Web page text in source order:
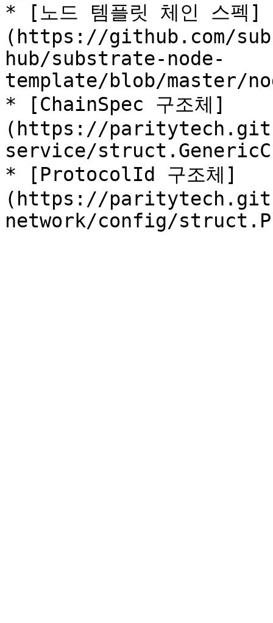
* [노드 템플릿 체인 스펙]
(https://github.com/
hub/substrate-node-
template/blob/master/
* [ChainSpec 구조체]
(https://
service/
* [ProtocolId 구조체]
(https://